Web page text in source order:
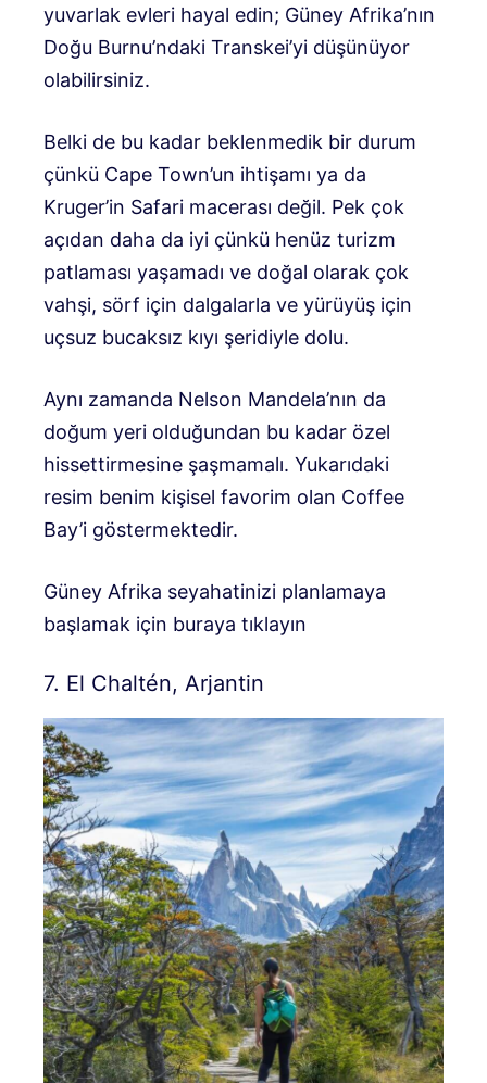
yuvarlak evleri hayal edin; Güney Afrika’nın
Doğu Burnu’ndaki Transkei’yi düşünüyor
olabilirsiniz.
Belki de bu kadar beklenmedik bir durum
çünkü Cape Town’un ihtişamı ya da
Kruger’in Safari macerası değil. Pek çok
açıdan daha da iyi çünkü henüz turizm
patlaması yaşamadı ve doğal olarak çok
vahşi, sörf için dalgalarla ve yürüyüş için
uçsuz bucaksız kıyı şeridiyle dolu.
Aynı zamanda Nelson Mandela’nın da
doğum yeri olduğundan bu kadar özel
hissettirmesine şaşmamalı. Yukarıdaki
resim benim kişisel favorim olan Coffee
Bay’i göstermektedir.
Güney Afrika seyahatinizi planlamaya
başlamak için buraya tıklayın
7. El Chaltén, Arjantin